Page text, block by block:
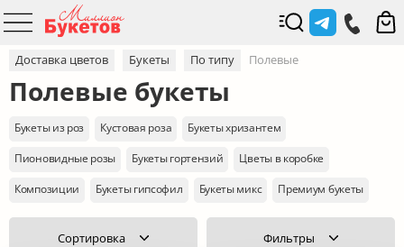
Доставка цветов Букеты По типу Полевые
Полевые букеты
Букеты из роз Кустовая роза
Букеты хризантем
Пионовидные розы
Букеты гортензий
Цветы в коробке
Композиции
Букеты гипсофил Букеты микс Премиум букеты
Сортировка Фильтры